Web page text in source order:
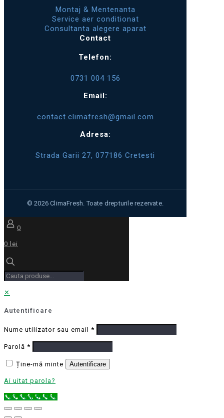
Montaj & Mentenanta
Service aer conditionat
Consultanta alegere aparat
Contact
Telefon:
0731 004 156
Email:
contact.climafresh@gmail.com
Adresa:
Strada Garii 27, 077186 Cretesti
0
0 lei
✕
Autentificare
Nume utilizator sau email *
Parolă *
Ține-mă minte Autentificare
Ai uitat parola?
Call Now Button